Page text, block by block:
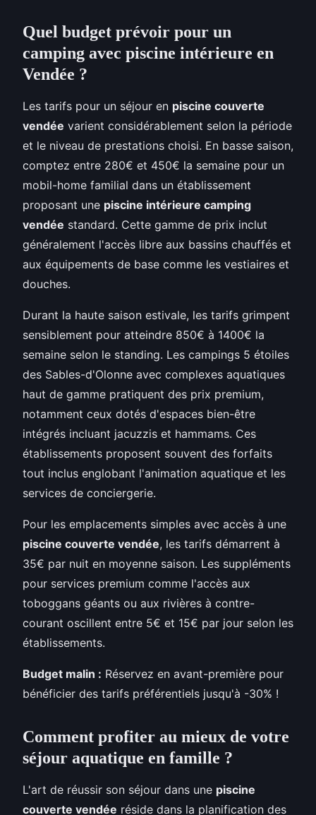
Quel budget prévoir pour un
camping avec piscine intérieure en
Vendée ?
Les tarifs pour un séjour en piscine couverte
vendée varient considérablement selon la période
et le niveau de prestations choisi. En basse saison,
comptez entre 280€ et 450€ la semaine pour un
mobil-home familial dans un établissement
proposant une piscine intérieure camping
vendée standard. Cette gamme de prix inclut
généralement l'accès libre aux bassins chauffés et
aux équipements de base comme les vestiaires et
douches.
Durant la haute saison estivale, les tarifs grimpent
sensiblement pour atteindre 850€ à 1400€ la
semaine selon le standing. Les campings 5 étoiles
des Sables-d'Olonne avec complexes aquatiques
haut de gamme pratiquent des prix premium,
notamment ceux dotés d'espaces bien-être
intégrés incluant jacuzzis et hammams. Ces
établissements proposent souvent des forfaits
tout inclus englobant l'animation aquatique et les
services de conciergerie.
Pour les emplacements simples avec accès à une
piscine couverte vendée, les tarifs démarrent à
35€ par nuit en moyenne saison. Les suppléments
pour services premium comme l'accès aux
toboggans géants ou aux rivières à contre-
courant oscillent entre 5€ et 15€ par jour selon les
établissements.
Budget malin : Réservez en avant-première pour
bénéficier des tarifs préférentiels jusqu'à -30% !
Comment profiter au mieux de votre
séjour aquatique en famille ?
L'art de réussir son séjour dans une piscine
couverte vendée réside dans la planification des